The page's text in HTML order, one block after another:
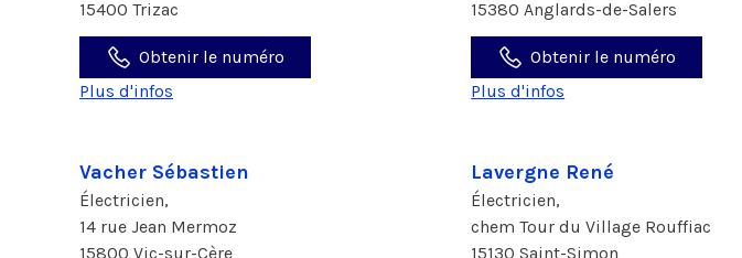
15400 Trizac
Obtenir le numéro
Plus d'infos
15380 Anglards-de-Salers
Obtenir le numéro
Plus d'infos
Vacher Sébastien
Électricien,
14 rue Jean Mermoz
15800 Vic-sur-Cère
Lavergne René
Électricien,
chem Tour du Village Rouffiac
15130 Saint-Simon